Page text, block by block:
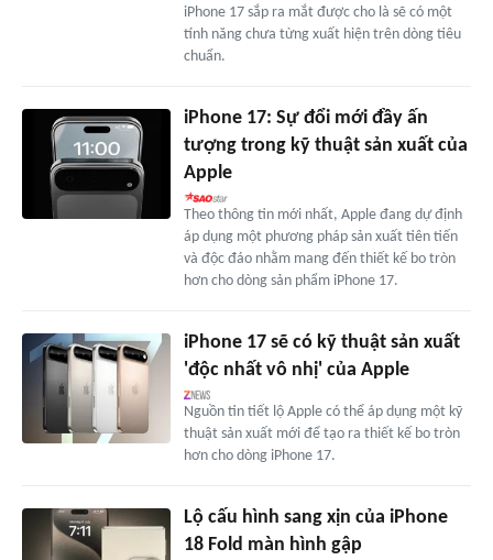
iPhone 17 sắp ra mắt được cho là sẽ có một
tính năng chưa từng xuất hiện trên dòng tiêu
chuẩn.
iPhone 17: Sự đổi mới đầy ấn
tượng trong kỹ thuật sản xuất của
Apple
Theo thông tin mới nhất, Apple đang dự định
áp dụng một phương pháp sản xuất tiên tiến
và độc đáo nhằm mang đến thiết kế bo tròn
hơn cho dòng sản phẩm iPhone 17.
iPhone 17 sẽ có kỹ thuật sản xuất
'độc nhất vô nhị' của Apple
Nguồn tin tiết lộ Apple có thể áp dụng một kỹ
thuật sản xuất mới để tạo ra thiết kế bo tròn
hơn cho dòng iPhone 17.
Lộ cấu hình sang xịn của iPhone
18 Fold màn hình gập